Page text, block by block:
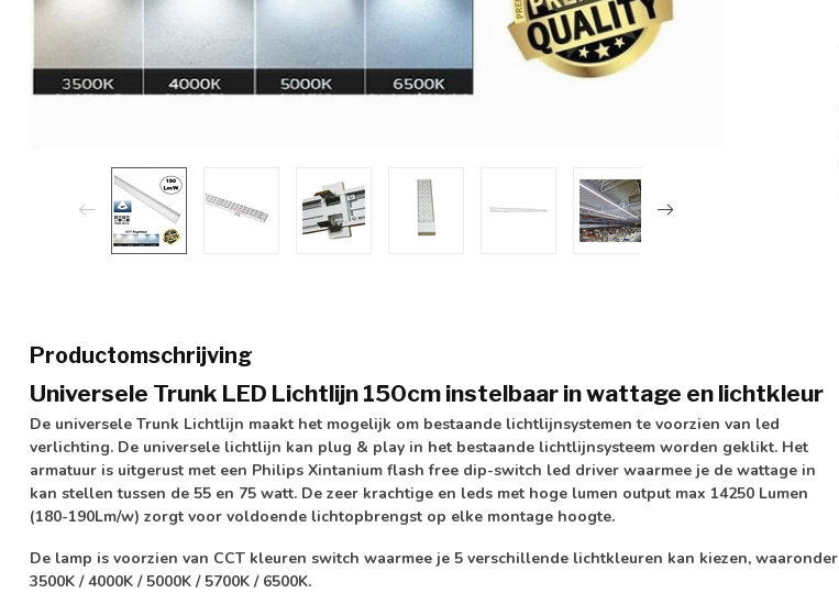
Productomschrijving
Universele Trunk LED Lichtlijn 150cm instelbaar in wattage en lichtkleur
De universele Trunk Lichtlijn maakt het mogelijk om bestaande lichtlijnsystemen te voorzien van led
verlichting. De universele lichtlijn kan plug & play in het bestaande lichtlijnsysteem worden geklikt. Het
armatuur is uitgerust met een Philips Xintanium flash free dip-switch led driver waarmee je de wattage in
kan stellen tussen de 55 en 75 watt. De zeer krachtige en leds met hoge lumen output max 14250 Lumen
(180-190Lm/w) zorgt voor voldoende lichtopbrengst op elke montage hoogte.
De lamp is voorzien van CCT kleuren switch waarmee je 5 verschillende lichtkleuren kan kiezen, waaronder
3500K / 4000K / 5000K / 5700K / 6500K.